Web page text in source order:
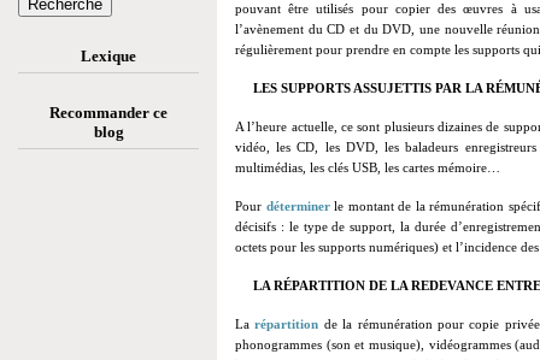
Lexique
Recommander ce
blog
pouvant être utilisés pour copier des œuvres à
l’avènement du CD et du DVD, une nouvelle
régulièrement pour prendre en compte les supports
LES SUPPORTS ASSUJETTIS PAR LA
A l’heure actuelle, ce sont plusieurs dizaines de
vidéo, les CD, les DVD, les baladeurs
multimédias, les clés USB, les cartes mémoire…
Pour déterminerle montant de la rémunération
décisifs : le type de support, la durée
octets pour les supports numériques) et l’incidence
LA RÉPARTITION DE LA REDEVANCE
Larépartition de la rémunération pour copie
phonogrammes (son et musique), vidéogrammes